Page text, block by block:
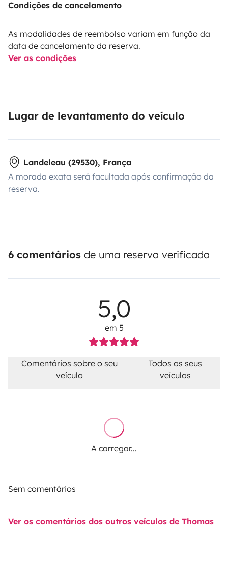
Condições de cancelamento
As modalidades de reembolso variam em função da
data de cancelamento da reserva.
Ver as condições
Lugar de levantamento do veículo
Landeleau (29530), França
A morada exata será facultada após confirmação da
reserva.
6 comentários de uma reserva verificada
5,0
em 5
Comentários sobre o seu
veículo
Todos os seus
veículos
A carregar...
Sem comentários
Ver os comentários dos outros veículos de Thomas